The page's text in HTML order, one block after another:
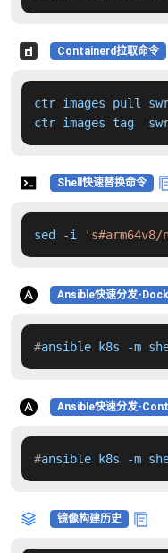
Containerd拉取命令
ctr images pull
ctr images tag
Shell快速替换命令
sed -i
Ansible快速分发-
#ansible k8s -m
Ansible快速分发-
#ansible k8s -m
镜像构建历史